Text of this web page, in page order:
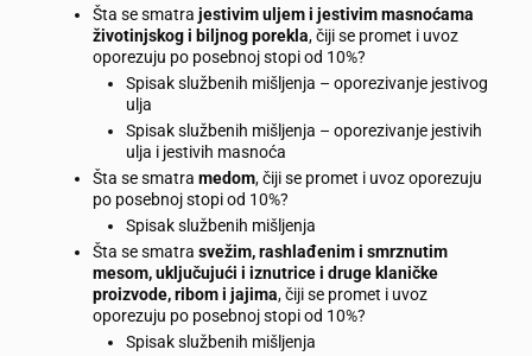
Šta se smatra jestivim uljem i jestivim masnoćama
životinjskog i biljnog porekla, čiji se promet i uvoz
oporezuju po posebnoj stopi od 10%?
Spisak službenih mišljenja – oporezivanje jestivog
ulja
Spisak službenih mišljenja – oporezivanje jestivih
ulja i jestivih masnoća
Šta se smatra medom, čiji se promet i uvoz oporezuju
po posebnoj stopi od 10%?
Spisak službenih mišljenja
Šta se smatra svežim, rashlađenim i smrznutim
mesom, uključujući i iznutrice i druge klaničke
proizvode, ribom i jajima, čiji se promet i uvoz
oporezuju po posebnoj stopi od 10%?
Spisak službenih mišljenja